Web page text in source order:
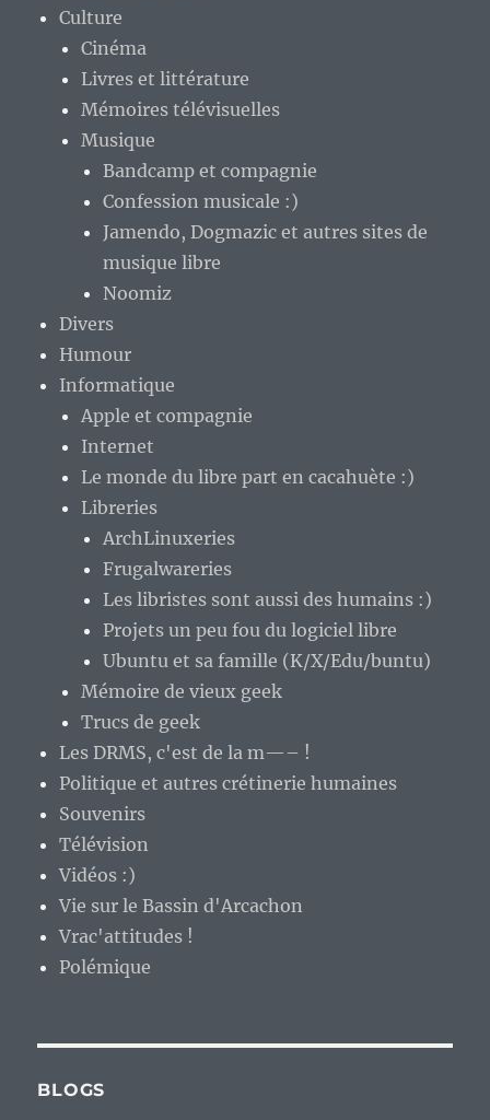
Culture
Cinéma
Livres et littérature
Mémoires télévisuelles
Musique
Bandcamp et compagnie
Confession musicale :)
Jamendo, Dogmazic et autres sites de
musique libre
Noomiz
Divers
Humour
Informatique
Apple et compagnie
Internet
Le monde du libre part en cacahuète :)
Libreries
ArchLinuxeries
Frugalwareries
Les libristes sont aussi des humains :)
Projets un peu fou du logiciel libre
Ubuntu et sa famille (K/X/Edu/buntu)
Mémoire de vieux geek
Trucs de geek
Les DRMS, c'est de la m—– !
Politique et autres crétinerie humaines
Souvenirs
Télévision
Vidéos :)
Vie sur le Bassin d'Arcachon
Vrac'attitudes !
Polémique
BLOGS